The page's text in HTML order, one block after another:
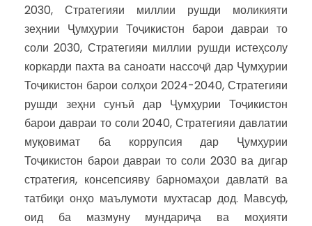
2030, Стратегияи миллии рушди моликияти
зеҳнии Ҷумҳурии Тоҷикистон барои давраи то
соли 2030, Стратегияи миллии рушди истеҳсолу
коркарди пахта ва саноати нассоҷӣ дар Ҷумҳурии
Тоҷикистон барои солҳои 2024-2040, Стратегияи
рушди зеҳни сунъӣ дар Ҷумҳурии Тоҷикистон
барои давраи то соли 2040, Стратегияи давлатии
муқовимат ба коррупсия дар Ҷумҳурии
Тоҷикистон барои давраи то соли 2030 ва дигар
стратегия, консепсияву барномаҳои давлатӣ ва
татбиқи онҳо маълумоти мухтасар дод. Мавсуф,
оид ба мазмуну мундариҷа ва моҳияти